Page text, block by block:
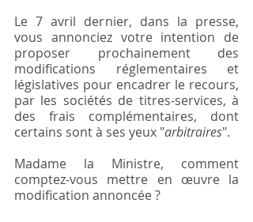
Le 7 avril dernier, dans la presse,
vous annonciez votre intention de
proposer prochainement des
modifications réglementaires et
législatives pour encadrer le recours,
par les sociétés de titres-services, à
des frais complémentaires, dont
certains sont à ses yeux "arbitraires".
Madame la Ministre, comment
comptez-vous mettre en œuvre la
modification annoncée ?